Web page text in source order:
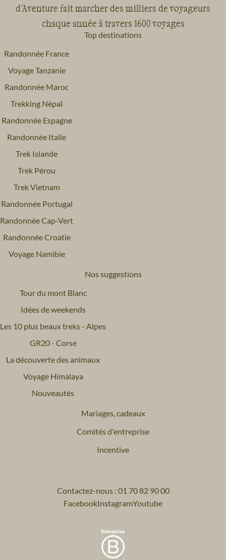
d'Aventure fait marcher des milliers de voyageurs
chaque année à travers 1600 voyages
Top destinations
Randonnée France
Voyage Tanzanie
Randonnée Maroc
Trekking Népal
Randonnée Espagne
Randonnée Italie
Trek Islande
Trek Pérou
Trek Vietnam
Randonnée Portugal
Randonnée Cap-Vert
Randonnée Croatie
Voyage Namibie
Nos suggestions
Tour du mont Blanc
Idées de weekends
Les 10 plus beaux treks - Alpes
GR20 - Corse
La découverte des animaux
Voyage Himalaya
Nouveautés
Mariages, cadeaux
Comités d'entreprise
Incentive
Contactez-nous : 01 70 82 90 00
FacebookInstagramYoutube